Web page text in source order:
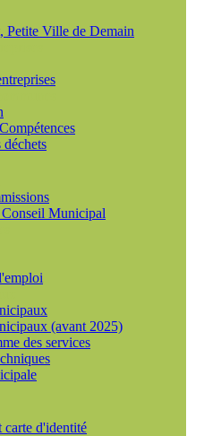
Petite Ville de Demain
déchets
Conseil Municipal
(avant 2025)
des services
carte d'identité